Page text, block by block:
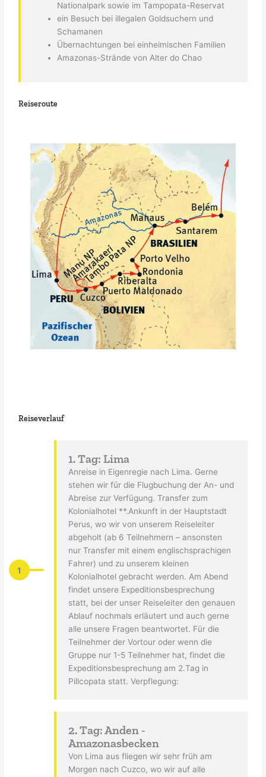
Nationalpark sowie im Tampopata-Reservat
ein Besuch bei illegalen Goldsuchern und
Schamanen
Übernachtungen bei einheimischen Familien
Amazonas-Strände von Alter do Chao
Reiseroute
Reiseverlauf
1
1. Tag: Lima
Anreise in Eigenregie nach Lima. Gerne
stehen wir für die Flugbuchung der An- und
Abreise zur Verfügung. Transfer zum
Kolonialhotel **.Ankunft in der Hauptstadt
Perus, wo wir von unserem Reiseleiter
abgeholt (ab 6 Teilnehmern – ansonsten
nur Transfer mit einem englischsprachigen
Fahrer) und zu unserem kleinen
Kolonialhotel gebracht werden. Am Abend
findet unsere Expeditionsbesprechung
statt, bei der unser Reiseleiter den genauen
Ablauf nochmals erläutert und auch gerne
alle unsere Fragen beantwortet. Für die
Teilnehmer der Vortour oder wenn die
Gruppe nur 1-5 Teilnehmer hat, findet die
Expeditionsbesprechung am 2.Tag in
Pillcopata statt. Verpflegung:
2. Tag: Anden -
Amazonasbecken
Von Lima aus fliegen wir sehr früh am
Morgen nach Cuzco, wo wir auf alle